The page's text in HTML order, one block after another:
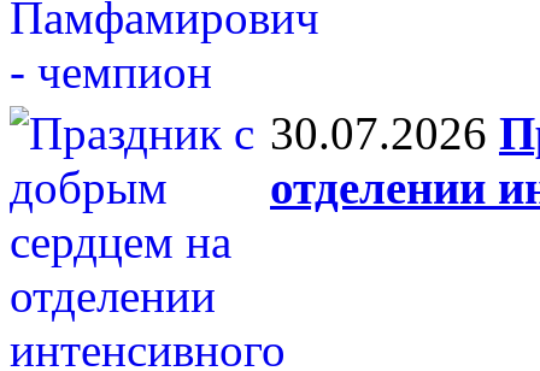
30.07.2026
отделении